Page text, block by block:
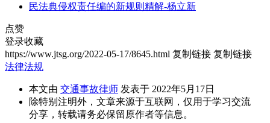
民法典侵权责任编的新规则精解-杨立新
点赞
登录收藏
https://www.jtsg.org/2022-05-17/8645.html 复制链接 复制链接
法律法规
本文由 交通事故律师 发表于 2022年5月17日
除特别注明外，文章来源于互联网，仅用于学习交流
分享，转载请务必保留原作者等信息。